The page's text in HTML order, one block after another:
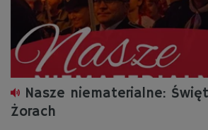
Nasze niematerialne:
Żorach